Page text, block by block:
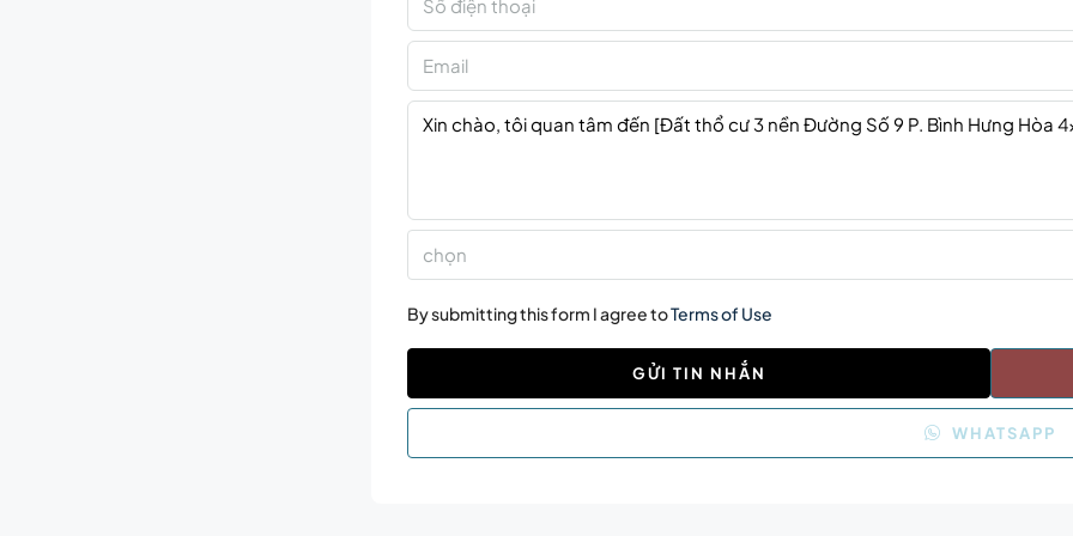
chọn
By submitting this form I agree toTerms of Use
GỬI TIN NHẮN
WHATSAPP